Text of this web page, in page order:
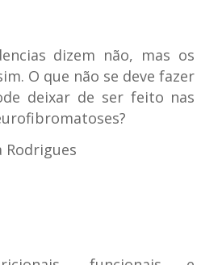
dizem não, mas os
O que não se deve fazer
deixar de ser feito nas
Rodrigues